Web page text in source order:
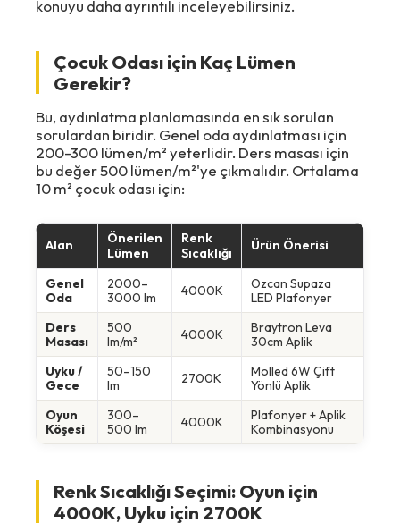
konuyu daha ayrıntılı inceleyebilirsiniz.
Çocuk Odası için Kaç Lümen
Gerekir?
Bu, aydınlatma planlamasında en sık sorulan
sorulardan biridir. Genel oda aydınlatması için
200-300 lümen/m² yeterlidir. Ders masası için
bu değer 500 lümen/m²'ye çıkmalıdır. Ortalama
10 m² çocuk odası için:
Alan
Önerilen
Lümen
Renk
Sıcaklığı
Ürün Önerisi
Genel
Oda
2000–
3000 lm
4000K
Ozcan Supaza
LED Plafonyer
Ders
Masası
500
lm/m²
4000K
Braytron Leva
30cm Aplik
Uyku /
Gece
50–150
lm
2700K
Molled 6W Çift
Yönlü Aplik
Oyun
Köşesi
300–
500 lm
4000K
Plafonyer + Aplik
Kombinasyonu
Renk Sıcaklığı Seçimi: Oyun için
4000K, Uyku için 2700K